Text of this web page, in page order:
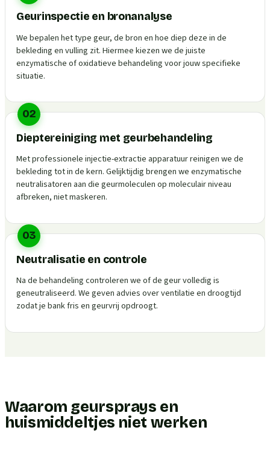
Geurinspectie en bronanalyse
We bepalen het type geur, de bron en hoe diep deze in de
bekleding en vulling zit. Hiermee kiezen we de juiste
enzymatische of oxidatieve behandeling voor jouw specifieke
situatie.
02
Dieptereiniging met geurbehandeling
Met professionele injectie-extractie apparatuur reinigen we de
bekleding tot in de kern. Gelijktijdig brengen we enzymatische
neutralisatoren aan die geurmoleculen op moleculair niveau
afbreken, niet maskeren.
03
Neutralisatie en controle
Na de behandeling controleren we of de geur volledig is
geneutraliseerd. We geven advies over ventilatie en droogtijd
zodat je bank fris en geurvrij opdroogt.
Waarom geursprays en
huismiddeltjes niet werken